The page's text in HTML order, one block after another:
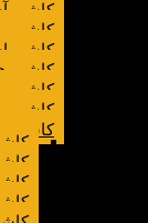
کاشی
کاشی
کاشی
کاشی
کاشی
کاشی
کاشی